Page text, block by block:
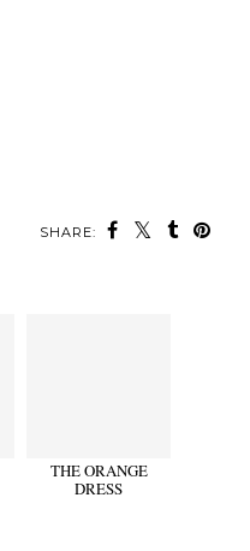
SHARE:
THE ORANGE
DRESS